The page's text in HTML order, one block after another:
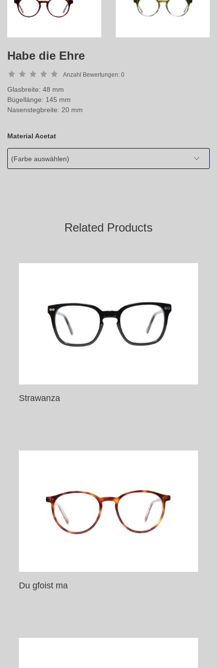
Habe die Ehre
Anzahl Bewertungen: 0
Glasbreite: 48 mm
Bügellänge: 145 mm
Nasenstegbreite: 20 mm
Material Acetat
(Farbe auswählen)
Related Products
Strawanza
Du gfoist ma